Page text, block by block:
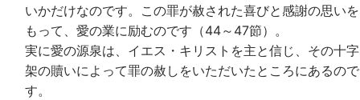
いかだけなのです。この罪が赦された喜びと感謝の思いを
もって、愛の業に励むのです（44～47節）。
実に愛の源泉は、イエス・キリストを主と信じ、その十字
架の贖いによって罪の赦しをいただいたところにあるので
す。